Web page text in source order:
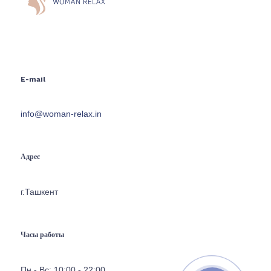
E-mail
info@woman-relax.in
Адрес
г.Ташкент
Часы работы